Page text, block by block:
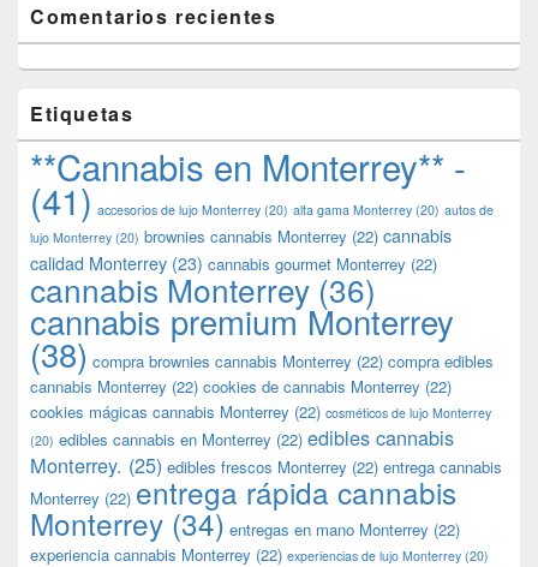
Comentarios recientes
Etiquetas
**Cannabis en Monterrey** -
(41) accesorios de lujo Monterrey (20) alta gama Monterrey (20) autos de
lujo Monterrey (20) brownies cannabis Monterrey (22) cannabis
calidad Monterrey (23) cannabis gourmet Monterrey (22)
cannabis Monterrey (36)
cannabis premium Monterrey
(38) compra brownies cannabis Monterrey (22) compra edibles
cannabis Monterrey (22) cookies de cannabis Monterrey (22)
cookies mágicas cannabis Monterrey (22) cosméticos de lujo Monterrey
(20) edibles cannabis en Monterrey (22) edibles cannabis
Monterrey. (25) edibles frescos Monterrey (22) entrega cannabis
Monterrey (22) entrega rápida cannabis
Monterrey (34) entregas en mano Monterrey (22)
experiencia cannabis Monterrey (22) experiencias de lujo Monterrey (20)